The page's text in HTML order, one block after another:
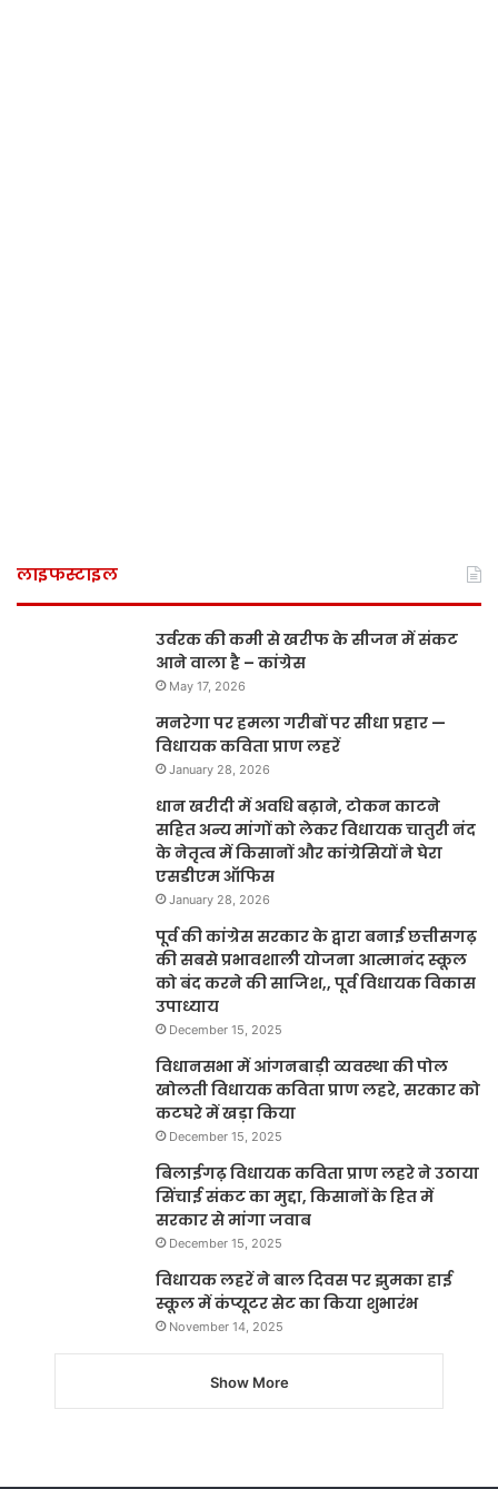
लाइफस्टाइल
उर्वरक की कमी से खरीफ के सीजन में संकट
आने वाला है – कांग्रेस
May 17, 2026
मनरेगा पर हमला गरीबों पर सीधा प्रहार —
विधायक कविता प्राण लहरें
January 28, 2026
धान खरीदी में अवधि बढ़ाने, टोकन काटने
सहित अन्य मांगों को लेकर विधायक चातुरी नंद
के नेतृत्व में किसानों और कांग्रेसियों ने घेरा
एसडीएम ऑफिस
January 28, 2026
पूर्व की कांग्रेस सरकार के द्वारा बनाई छत्तीसगढ़
की सबसे प्रभावशाली योजना आत्मानंद स्कूल
को बंद करने की साजिश,, पूर्व विधायक विकास
उपाध्याय
December 15, 2025
विधानसभा में आंगनबाड़ी व्यवस्था की पोल
खोलती विधायक कविता प्राण लहरे, सरकार को
कटघरे में खड़ा किया
December 15, 2025
बिलाईगढ़ विधायक कविता प्राण लहरे ने उठाया
सिंचाई संकट का मुद्दा, किसानों के हित में
सरकार से मांगा जवाब
December 15, 2025
विधायक लहरें ने बाल दिवस पर झुमका हाई
स्कूल में कंप्यूटर सेट का किया शुभारंभ
November 14, 2025
Show More